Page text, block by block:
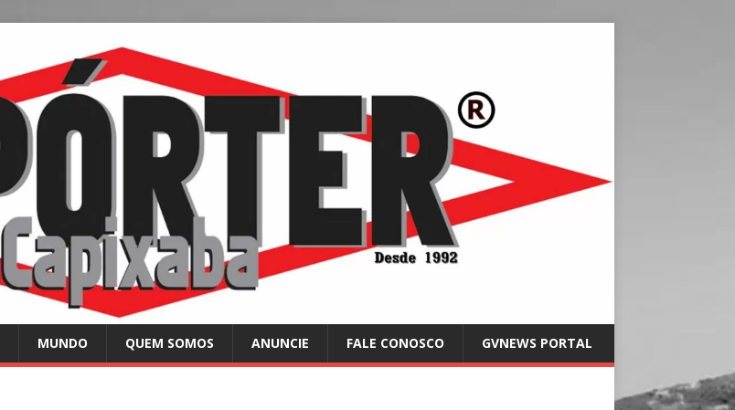
MUNDO QUEM SOMOS ANUNCIE FALE CONOSCO GVNEWS PORTAL